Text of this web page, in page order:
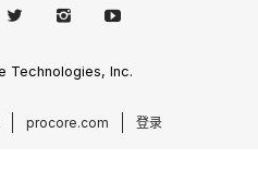
Technologies, Inc.
procore.com 登录